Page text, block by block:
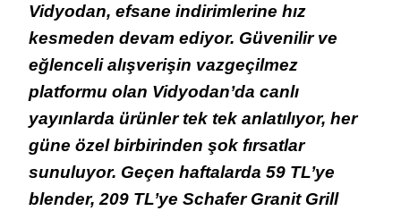
Vidyodan, efsane indirimlerine hız
kesmeden devam ediyor. Güvenilir ve
eğlenceli alışverişin vazgeçilmez
platformu olan Vidyodan’da canlı
yayınlarda ürünler tek tek anlatılıyor, her
güne özel birbirinden şok fırsatlar
sunuluyor. Geçen haftalarda 59 TL’ye
blender, 209 TL’ye Schafer Granit Grill